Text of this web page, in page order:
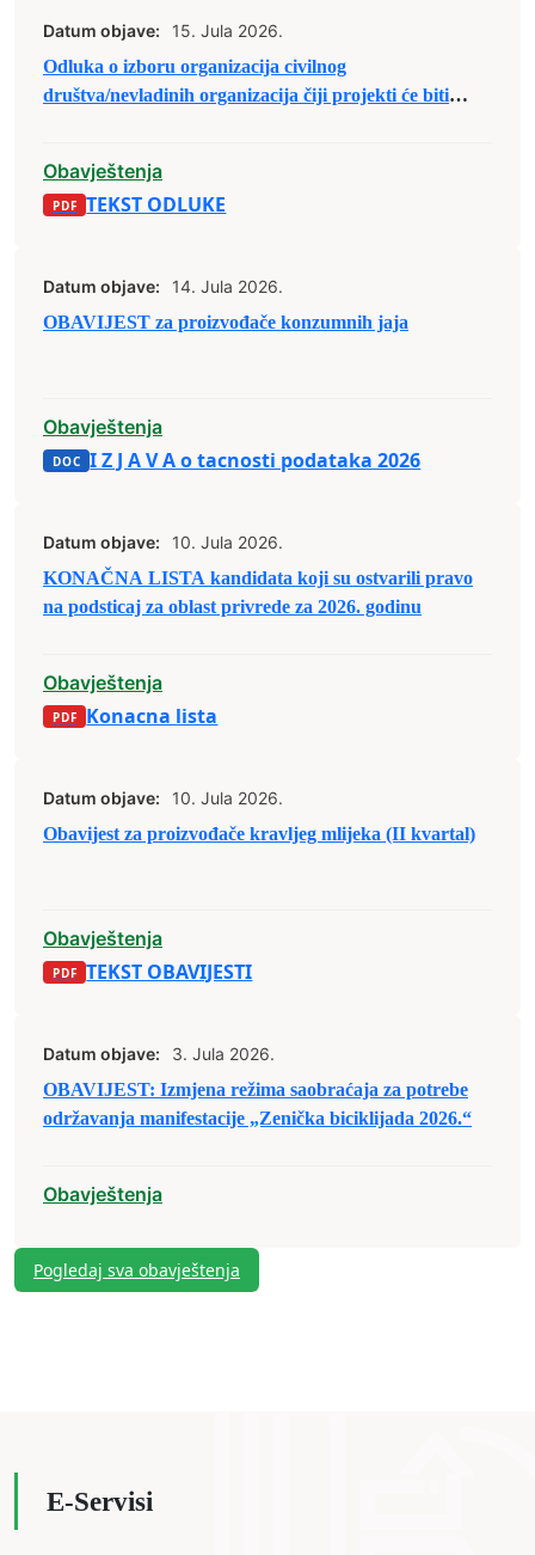
Datum objave:
15. Jula 2026.
Odluka o izboru organizacija civilnog
društva/nevladinih organizacija čiji projekti će biti
područja Grada Zenica za predaju prijedloga
projekata u sklopu raspodjele budžetskih sredstava za
Obavještenja
TEKST ODLUKE
Datum objave:
14. Jula 2026.
OBAVIJEST za proizvođače konzumnih jaja
Obavještenja
I Z J A V A o tacnosti podataka 2026
Datum objave:
10. Jula 2026.
KONAČNA LISTA kandidata koji su ostvarili pravo
na podsticaj za oblast privrede za 2026. godinu
Obavještenja
Konacna lista
Datum objave:
10. Jula 2026.
Obavijest za proizvođače kravljeg mlijeka (II kvartal)
Obavještenja
TEKST OBAVIJESTI
Datum objave:
3. Jula 2026.
OBAVIJEST: Izmjena režima saobraćaja za potrebe
održavanja manifestacije „Zenička biciklijada 2026.“
Obavještenja
Pogledaj sva obavještenja
E-Servisi